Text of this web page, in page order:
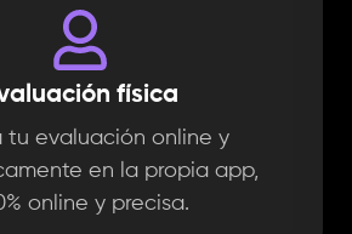
física
tu evaluación online y
en la propia app,
online y precisa.